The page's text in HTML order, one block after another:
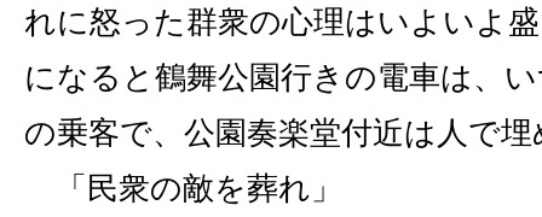
れに怒った群衆の心理はいよいよ
になると鶴舞公園行きの電車は、
の乗客で、公園奏楽堂付近は人で
「民衆の敵を葬れ」